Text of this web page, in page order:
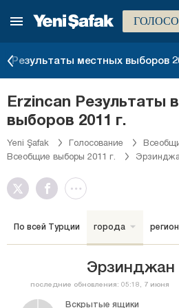
Результаты местных выборов
Erzincan Результаты
выборов 2011 г.
Yeni Şafak Голосование
Всеобщие выборы 2011 г.
По всей Турции города
Эрзинджан
последние обновления: 05:18, 7 июня
Вскрытые ящики